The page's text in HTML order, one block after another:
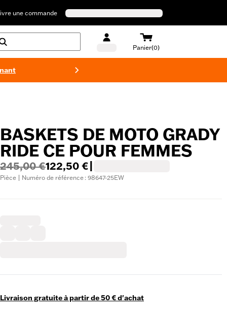
une commande
Panier(0)
BASKETS DE MOTO GRADY
RIDE CE POUR FEMMES
245,00 €122,50 €
Pièce | Numéro de référence : 98647-25EW
Livraison gratuite à partir de 50 € d'achat